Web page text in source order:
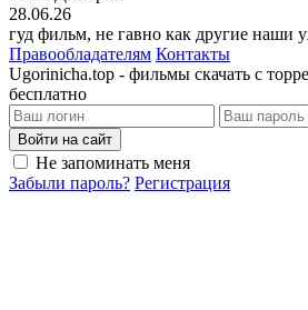
28.06.26
гуд фильм, не гавно как другие наши
Правообладателям Контакты
Ugorinicha.top - фильмы скачать с
бесплатно
Войти на сайт
Не запоминать меня
Забыли пароль? Регистрация